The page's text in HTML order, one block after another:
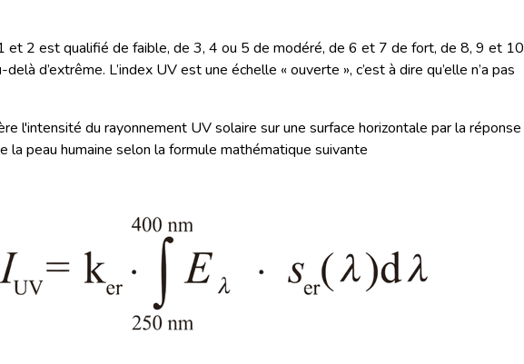
et 2 est qualifié de faible, de 3, 4 ou 5 de modéré, de 6 et 7 de fort, de 8, 9 et 10
d’extrême. L’index UV est une échelle « ouverte », c’est à dire qu’elle n’a pas
l'intensité du rayonnement UV solaire sur une surface horizontale par la réponse
la peau humaine selon la formule mathématique suivante